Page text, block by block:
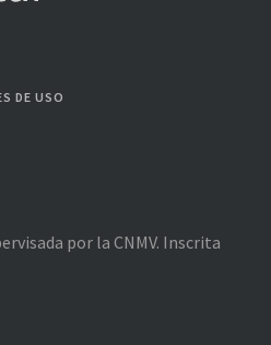
DE USO
por la CNMV. Inscrita